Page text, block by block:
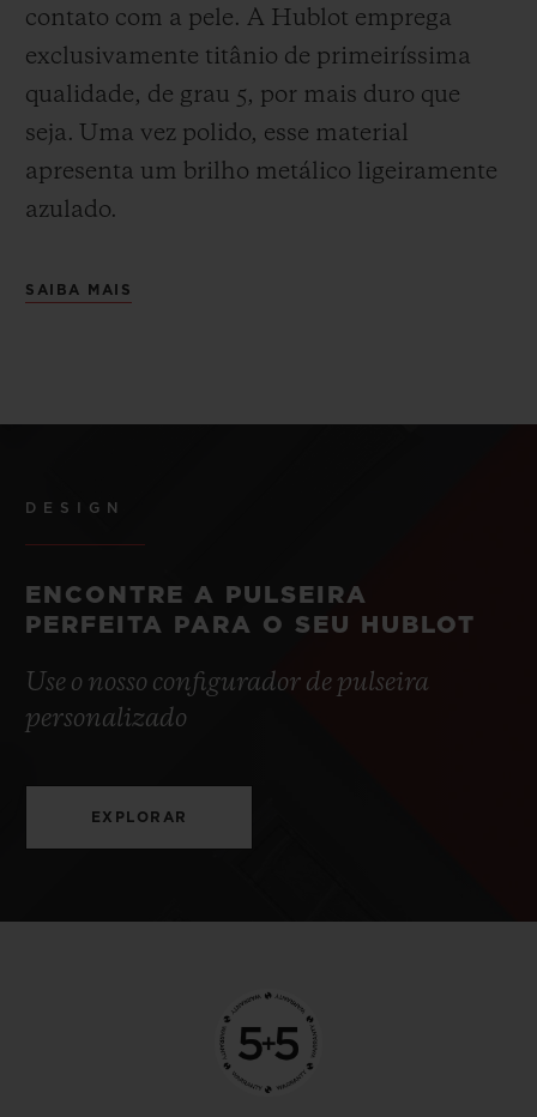
contato com a pele. A Hublot emprega
exclusivamente titânio de primeiríssima
qualidade, de grau 5, por mais duro que
seja. Uma vez polido, esse material
apresenta um brilho metálico ligeiramente
azulado.
SAIBA MAIS
DESIGN
ENCONTRE A PULSEIRA
PERFEITA PARA O SEU HUBLOT
Use o nosso configurador de pulseira
personalizado
EXPLORAR